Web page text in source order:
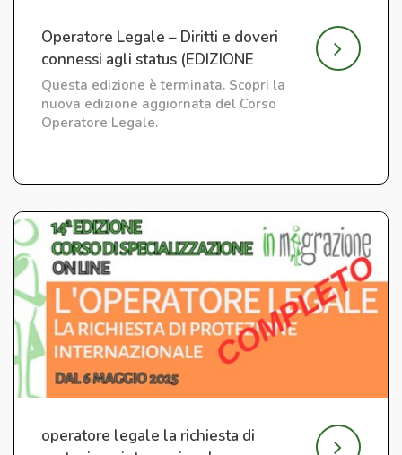
Operatore Legale – Diritti e doveri
connessi agli status (EDIZIONE
CONCLUSA)
Questa edizione è terminata. Scopri la
nuova edizione aggiornata del Corso
Operatore Legale.
operatore legale la richiesta di